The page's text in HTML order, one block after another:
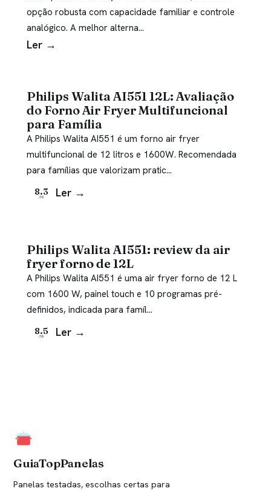
opção robusta com capacidade familiar e controle
analógico. A melhor alterna…
Ler →
Philips Walita AI551 12L: Avaliação
do Forno Air Fryer Multifuncional
para Família
A Philips Walita AI551 é um forno air fryer
multifuncional de 12 litros e 1600W. Recomendada
para famílias que valorizam pratic…
8.3
/10 Ler →
Philips Walita AI551: review da air
fryer forno de 12L
A Philips Walita AI551 é uma air fryer forno de 12 L
com 1600 W, painel touch e 10 programas pré-
definidos, indicada para famíl…
8.5
/10 Ler →
GuiaTopPanelas
Panelas testadas, escolhas certas para